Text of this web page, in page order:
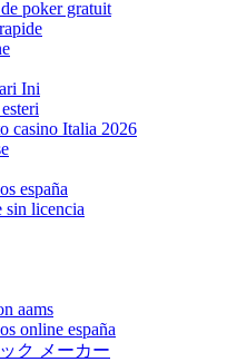
poker gratuit
Ini
casino Italia 2026
españa
sin licencia
aams
online españa
ク メーカー